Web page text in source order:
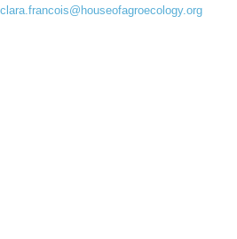
clara.francois@houseofagroecology.org